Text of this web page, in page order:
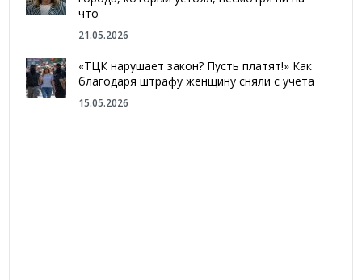
что
21.05.2026
«ТЦК нарушает закон? Пусть платят!» Как
благодаря штрафу женщину сняли с учета
15.05.2026